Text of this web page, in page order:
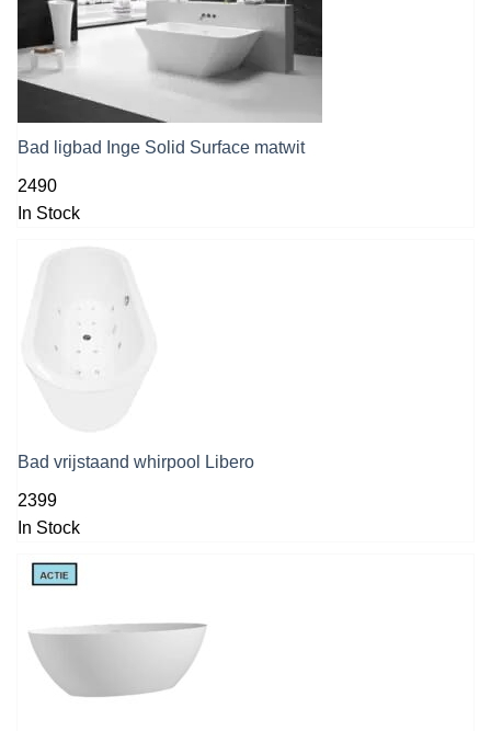
Bad ligbad Inge Solid Surface matwit
2490
In Stock
Bad vrijstaand whirpool Libero
2399
In Stock